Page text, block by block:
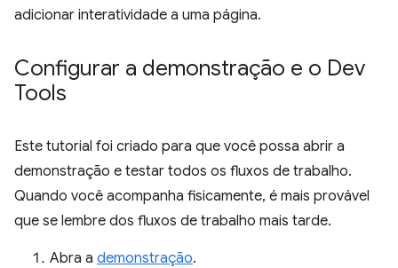
adicionar interatividade a uma página.
Configurar a demonstração e o Dev
Tools
Este tutorial foi criado para que você possa abrir a
demonstração e testar todos os fluxos de trabalho.
Quando você acompanha fisicamente, é mais provável
que se lembre dos fluxos de trabalho mais tarde.
Abra a demonstração.